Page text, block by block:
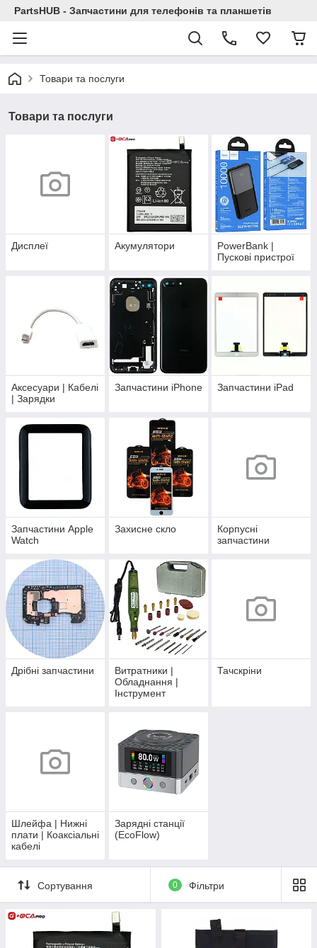
PartsHUB - Запчастини для телефонів та планшетів
Товари та послуги
Товари та послуги
Дисплеї Акумулятори
PowerBank |
Пускові пристрої
Аксесуари | Кабелі
| Зарядки
Запчастини iPhone Запчастини iPad
Запчастини Apple
Watch
Захисне скло
Корпусні
запчастини
Дрібні запчастини
Витратники |
Обладнання |
Інструмент
Тачскріни
Шлейфа | Нижні
плати | Коаксіальні
кабелі
Зарядні станції
(EcoFlow)
Сортування 0 Фільтри